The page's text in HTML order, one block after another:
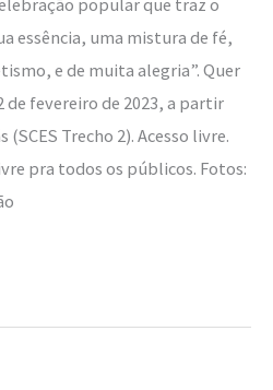
essência, uma mistura de fé,
e de muita alegria”. Quer
de fevereiro de 2023, a partir
(SCES Trecho 2). Acesso livre.
pra todos os públicos. Fotos: